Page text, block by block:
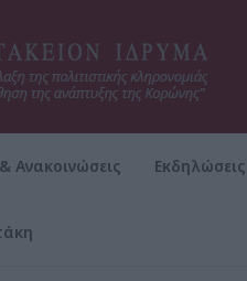
Ανακοινώσεις Εκδηλώσεις